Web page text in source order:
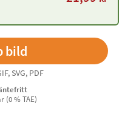
SVG, PDF
(0 % TAE)